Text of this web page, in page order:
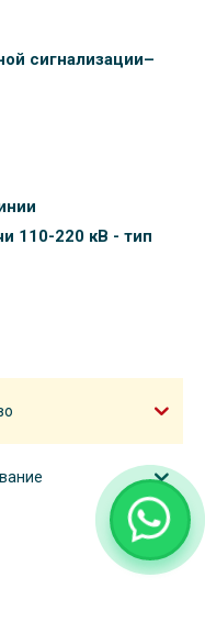
сигнализации–
110-220 кВ - тип